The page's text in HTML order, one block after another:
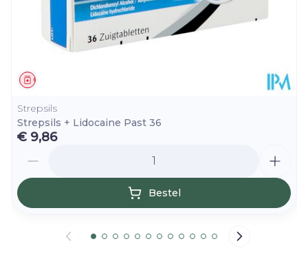
Geneesmiddel
Strepsils
Strepsils + Lidocaine Past 36
€ 9,86
Bestel